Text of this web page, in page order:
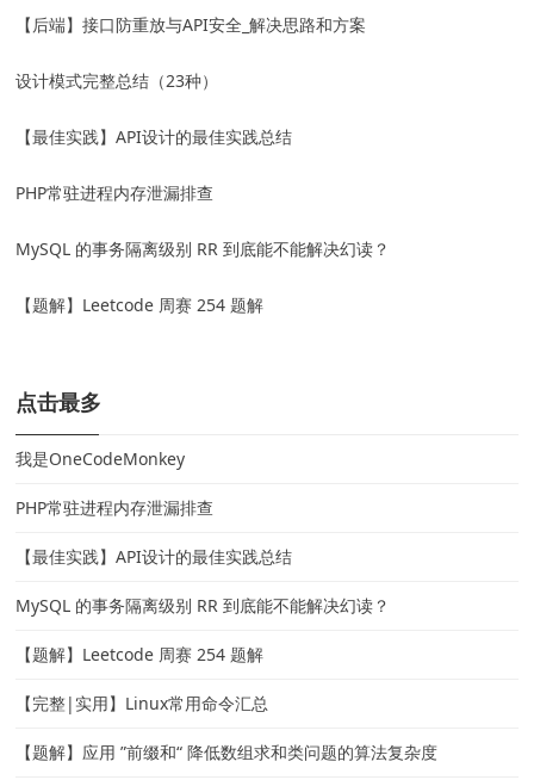
【后端】接口防重放与API安全_解决思路和方案
设计模式完整总结（23种）
【最佳实践】API设计的最佳实践总结
PHP常驻进程内存泄漏排查
MySQL 的事务隔离级别 RR 到底能不能解决幻读？
【题解】Leetcode 周赛 254 题解
点击最多
我是OneCodeMonkey
PHP常驻进程内存泄漏排查
【最佳实践】API设计的最佳实践总结
MySQL 的事务隔离级别 RR 到底能不能解决幻读？
【题解】Leetcode 周赛 254 题解
【完整|实用】Linux常用命令汇总
【题解】应用 ”前缀和“ 降低数组求和类问题的算法复杂度